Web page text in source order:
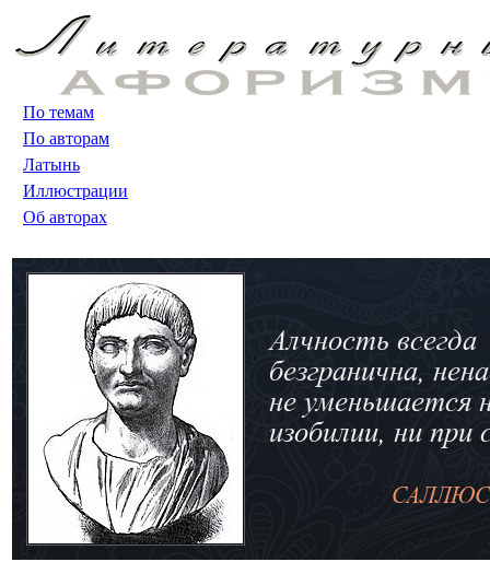
По темам
По авторам
Латынь
Иллюстрации
Об авторах